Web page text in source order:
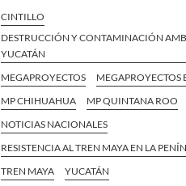
CINTILLO
DESTRUCCIÓN Y CONTAMINACIÓN
YUCATÁN
MEGAPROYECTOS
MEGAPROYECTOS
MP CHIHUAHUA
MP QUINTANA ROO
NOTICIAS NACIONALES
RESISTENCIA AL TREN MAYA EN LA
TREN MAYA
YUCATÁN